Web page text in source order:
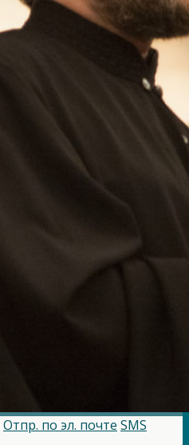
Отпр. по эл. почте SMS